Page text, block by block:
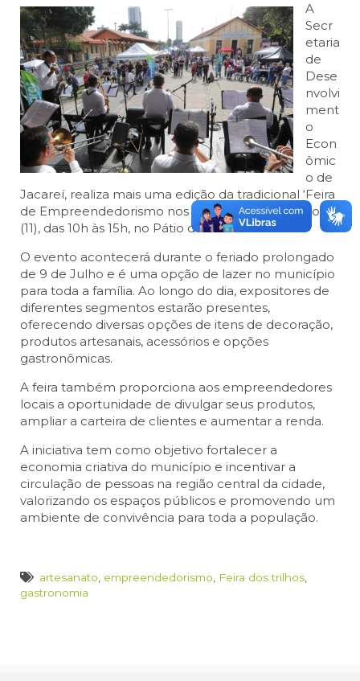
A
Secr
etaria
de
Dese
nvolvi
ment
o
Econ
ômic
o de
Jacareí, realiza mais uma edição da tradicional ‘Feira
de Empreendedorismo nos Trilhos’ neste sábado
(11), das 10h às 15h, no Pátio dos Trilhos.
O evento acontecerá durante o feriado prolongado
de 9 de Julho e é uma opção de lazer no município
para toda a família. Ao longo do dia, expositores de
diferentes segmentos estarão presentes,
oferecendo diversas opções de itens de decoração,
produtos artesanais, acessórios e opções
gastronômicas.
A feira também proporciona aos empreendedores
locais a oportunidade de divulgar seus produtos,
ampliar a carteira de clientes e aumentar a renda.
A iniciativa tem como objetivo fortalecer a
economia criativa do município e incentivar a
circulação de pessoas na região central da cidade,
valorizando os espaços públicos e promovendo um
ambiente de convivência para toda a população.
artesanato empreendedorismo Feira dos trilhos
gastronomia